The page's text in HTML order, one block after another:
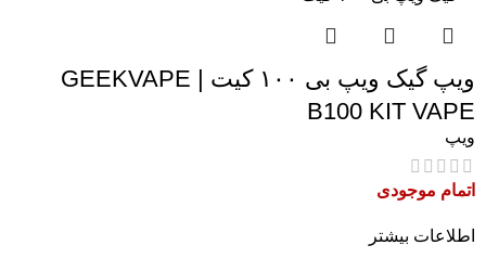
ویپ گیک ویپ بی ۱۰۰ کیت | GEEKVAPE
B100 KIT VAPE
ویپ
اتمام موجودی
اطلاعات بیشتر